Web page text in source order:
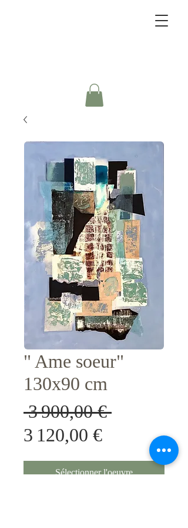
" Ame soeur"
130x90 cm
3 900,00 € Prix
original
3 120,00 €Prix
Sélectionner l'oeuvre